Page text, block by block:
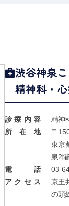
渋谷神泉
精神科・
診療内容
精神
所在地
〒
東京
泉2階
電話
03-
アクセス
京王
の頭